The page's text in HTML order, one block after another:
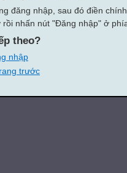
đăng nhập, sau đó điền
rồi nhấn nút "Đăng nhập" ở
theo?
nhập
trước